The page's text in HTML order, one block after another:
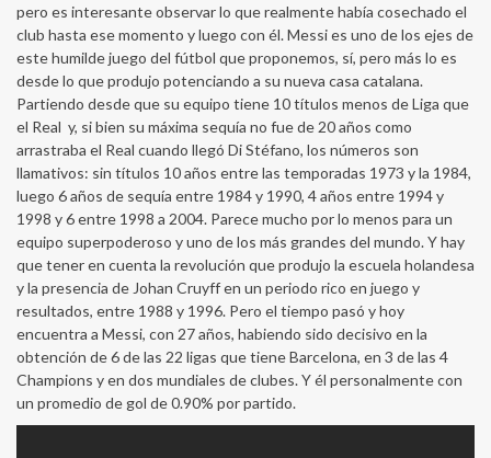
pero es interesante observar lo que realmente había cosechado el
club hasta ese momento y luego con él. Messi es uno de los ejes de
este humilde juego del fútbol que proponemos, sí, pero más lo es
desde lo que produjo potenciando a su nueva casa catalana.
Partiendo desde que su equipo tiene 10 títulos menos de Liga que
el Real y, si bien su máxima sequía no fue de 20 años como
arrastraba el Real cuando llegó Di Stéfano, los números son
llamativos: sin títulos 10 años entre las temporadas 1973 y la 1984,
luego 6 años de sequía entre 1984 y 1990, 4 años entre 1994 y
1998 y 6 entre 1998 a 2004. Parece mucho por lo menos para un
equipo superpoderoso y uno de los más grandes del mundo. Y hay
que tener en cuenta la revolución que produjo la escuela holandesa
y la presencia de Johan Cruyff en un periodo rico en juego y
resultados, entre 1988 y 1996. Pero el tiempo pasó y hoy
encuentra a Messi, con 27 años, habiendo sido decisivo en la
obtención de 6 de las 22 ligas que tiene Barcelona, en 3 de las 4
Champions y en dos mundiales de clubes. Y él personalmente con
un promedio de gol de 0.90% por partido.